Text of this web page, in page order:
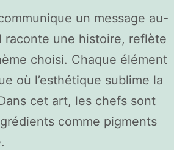
un message au-
raconte une histoire, reflète
choisi. Chaque élément
où l’esthétique sublime la
cet art, les chefs sont
comme pigments